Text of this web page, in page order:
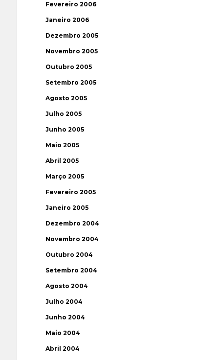
Fevereiro 2006
Janeiro 2006
Dezembro 2005
Novembro 2005
Outubro 2005
Setembro 2005
Agosto 2005
Julho 2005
Junho 2005
Maio 2005
Abril 2005
Março 2005
Fevereiro 2005
Janeiro 2005
Dezembro 2004
Novembro 2004
Outubro 2004
Setembro 2004
Agosto 2004
Julho 2004
Junho 2004
Maio 2004
Abril 2004